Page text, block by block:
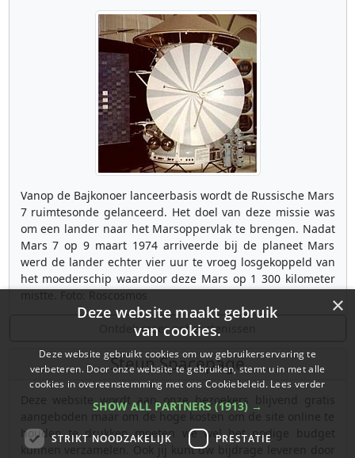
Vanop de Bajkonoer lanceerbasis wordt de Russische Mars
7 ruimtesonde gelanceerd. Het doel van deze missie was
om een lander naar het Marsoppervlak te brengen. Nadat
Mars 7 op 9 maart 1974 arriveerde bij de planeet Mars
werd de lander echter vier uur te vroeg losgekoppeld van
het moederschip waardoor deze Mars op 1 300 kilometer
Ontdek meer gebeurtenissen
Steun Spacepage
Deze website wordt aan onze bezoekers blijvend gratis
aangeboden maar om de hoge kosten om de site online te
houden te drukken moeten we wel het nodige budget
kunnen verzamelen. Ook jij kunt uw bijdrage leveren door
×
Deze website maakt gebruik
van cookies.
Deze website gebruikt cookies om uw gebruikerservaring te
verbeteren. Door onze website te gebruiken, stemt u in met alle
cookies in overeenstemming met ons Cookiebeleid. Lees verder
SHOW ALL PARTNERS (1913) →
STRIKT NOODZAKELIJK PRESTATIE